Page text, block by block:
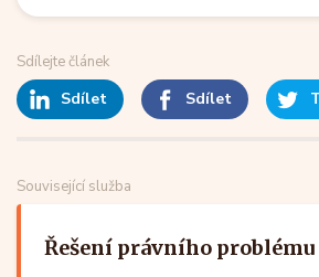
Sdílejte článek
Sdílet Sdílet
Související služba
Řešení právního